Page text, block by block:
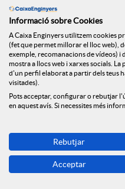
(Principis
15/09/2022
La Gestora de fons del
la puntuació màxima, cinc
d'Incorporació a la Renda
Sobirana”, cosa que
generals d'inversió
(Ambiental, Social i
d'ISR i facilitar el diàleg
clients, beneficiaris i altres
Enginyers Gestió compleix
Inversió Socialment
Informació sobre Cookies
A Caixa Enginyers utilitzem cookies
(fet que permet millorar el lloc web),
exemple, recomanacions de vídeos) i
mostra a llocs web i xarxes socials.
d'un perfil elaborat a partir dels teus
visitades).
Pots acceptar, configurar o rebutjar
en aquest avís. Si necessites més
Rebutjar
Acceptar